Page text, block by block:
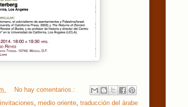
No hay comentarios.:
invitaciones, medio oriente, traducción del árabe